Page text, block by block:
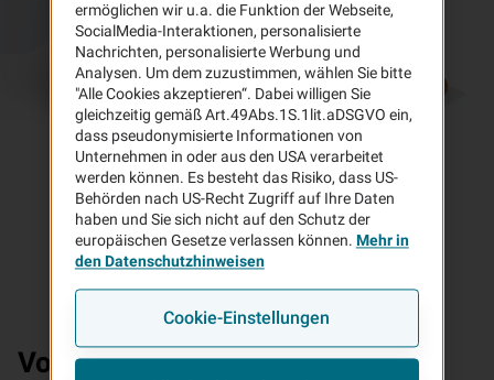
VorteileIhrer
ermöglichen wir u.a. die Funktion der Webseite,
SocialMedia-Interaktionen, personalisierte
Nachrichten, personalisierte Werbung und
Analysen. Um dem zuzustimmen, wählen Sie bitte
"Alle Cookies akzeptieren“. Dabei willigen Sie
gleichzeitig gemäß Art.49Abs.1S.1lit.aDSGVO ein,
dass pseudonymisierte Informationen von
Unternehmen in oder aus den USA verarbeitet
werden können. Es besteht das Risiko, dass US-
Behörden nach US-Recht Zugriff auf Ihre Daten
haben und Sie sich nicht auf den Schutz der
europäischen Gesetze verlassen können. Mehr in
den Datenschutzhinweisen
Cookie-Einstellungen